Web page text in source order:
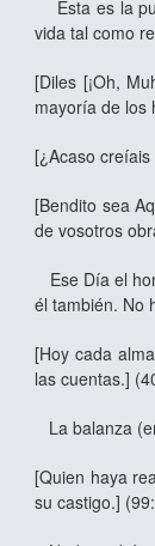
Ésta es la
vida tal como
[Diles [¡Oh,
mayoría de los
[¿Acaso
[Bendito sea
de vosotros
Ese Día el
él también. No
[Hoy cada
las cuentas.]
La balanza
[Quien haya
su castigo.]